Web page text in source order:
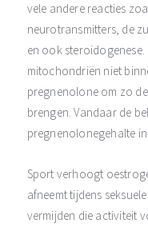
vele andere reacties
neurotransmitters, de
en ook
mitochondriën niet
pregnenolone om zo
brengen. Vandaar de
pregnenolonegehalte
Sport verhoogt
afneemt tijdens
vermijden die activiteit